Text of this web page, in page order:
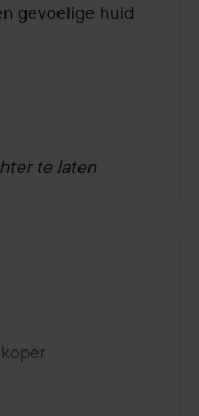
gevoelige huid
te laten
maanden geleden